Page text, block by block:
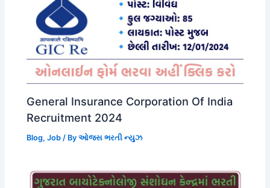
General Insurance Corporation Of India
Recruitment 2024
Blog,Job / Byઓજસ ભરતી ન્યુઝ